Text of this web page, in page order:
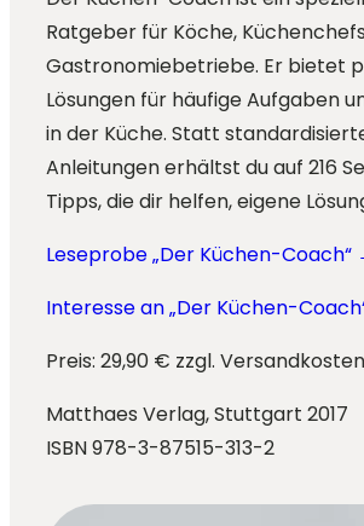
Ratgeber für Köche,
Gastronomiebetriebe. Er bietet
Lösungen für häufige Aufgaben
in der Küche. Statt
Anleitungen erhältst du auf 216
Tipps, die dir helfen, eigene
Leseprobe „Der Küchen-Coach“
Interesse an „Der Küchen-
Preis: 29,90 € zzgl. Versandkosten
Matthaes Verlag, Stuttgart 2017
ISBN 978-3-87515-313-2